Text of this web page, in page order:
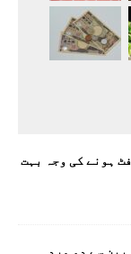
ہونے کی وجہ بہت
سے دو مردہ